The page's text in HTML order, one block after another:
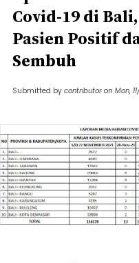
Covid-19 di
Pasien Positif
Sembuh
Submitted by contributor on Mon,